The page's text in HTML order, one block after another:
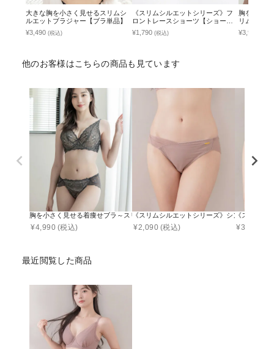
大きな胸を小さく見せるスリムシ
ルエットブラジャー【ブラ単品】
¥3,490 (税込)
《スリムシルエットシリーズ》フ
ロントレースショーツ【ショーツ
単品】
¥1,790 (税込)
胸を小さ
リムシル
ース【ブラ
¥3,990
他のお客様はこちらの商品も見ています
胸を小さく見せる着痩せブラ～スリムシルエットブラ～ピオニーレースブラ&シ
¥4,990 (税込)
《スリムシルエットシリーズ》シンプルコン
¥2,090 (税込)
《スリムシ
¥3,990
最近閲覧した商品